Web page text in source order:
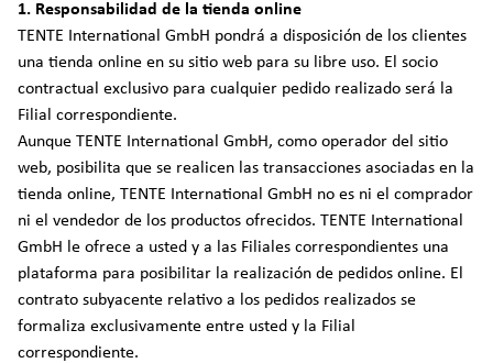
1. Responsabilidad de la tienda online
TENTE International GmbH pondrá a disposición de los clientes
una tienda online en su sitio web para su libre uso. El socio
contractual exclusivo para cualquier pedido realizado será la
Filial correspondiente.
Aunque TENTE International GmbH, como operador del sitio
web, posibilita que se realicen las transacciones asociadas en la
tienda online, TENTE International GmbH no es ni el comprador
ni el vendedor de los productos ofrecidos. TENTE International
GmbH le ofrece a usted y a las Filiales correspondientes una
plataforma para posibilitar la realización de pedidos online. El
contrato subyacente relativo a los pedidos realizados se
formaliza exclusivamente entre usted y la Filial
correspondiente.